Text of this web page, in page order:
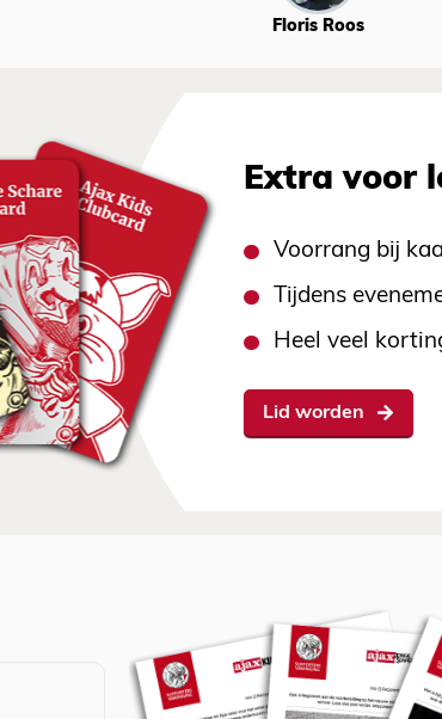
Floris Roos
Extra voor
Voorrang bij
Tijdens
Heel veel
Lid worden